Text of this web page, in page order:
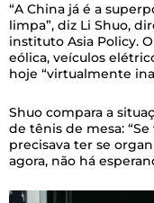
“A China já é a
limpa”, diz Li Shuo,
instituto Asia Policy.
eólica, veículos
hoje “virtualmente
Shuo compara a
de tênis de mesa:
precisava ter se
agora, não há